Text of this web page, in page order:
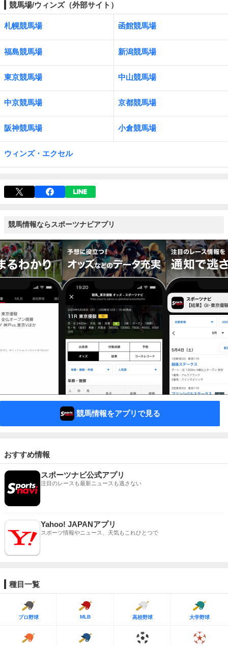
競馬場/ウィンズ（外部サイト）
札幌競馬場 函館競馬場
福島競馬場 新潟競馬場
東京競馬場 中山競馬場
中京競馬場 京都競馬場
阪神競馬場 小倉競馬場
ウィンズ・エクセル
競馬情報ならスポーツナビアプリ
競馬情報をアプリで見る
おすすめ情報
スポーツナビ公式アプリ
注目のレースも最新ニュースも逃さない
Yahoo! JAPANアプリ
スポーツ情報やニュース、天気もこれひとつで
種目一覧
プロ野球 MLB 高校野球 大学野球